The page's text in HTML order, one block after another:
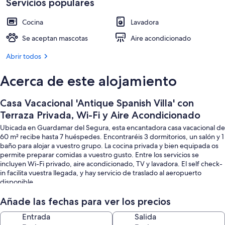
Acondicionado
Servicios populares
Cocina
Lavadora
Se aceptan mascotas
Aire acondicionado
Abrir todos
Acerca de este alojamiento
Casa Vacacional 'Antique Spanish Villa' con
Terraza Privada, Wi-Fi y Aire Acondicionado
Ubicada en Guardamar del Segura, esta encantadora casa vacacional de
60 m² recibe hasta 7 huéspedes. Encontraréis 3 dormitorios, un salón y 1
baño para alojar a vuestro grupo. La cocina privada y bien equipada os
permite preparar comidas a vuestro gusto. Entre los servicios se
incluyen Wi-Fi privado, aire acondicionado, TV y lavadora. El self check-
in facilita vuestra llegada, y hay servicio de traslado al aeropuerto
disponible.
Salid a vuestra terraza privada cubierta, donde podréis relajaros y comer
Añade las fechas para ver los precios
Entrada Salida